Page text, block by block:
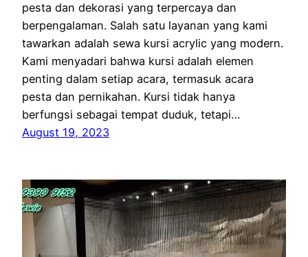
pesta dan dekorasi yang terpercaya dan
berpengalaman. Salah satu layanan yang kami
tawarkan adalah sewa kursi acrylic yang modern.
Kami menyadari bahwa kursi adalah elemen
penting dalam setiap acara, termasuk acara
pesta dan pernikahan. Kursi tidak hanya
berfungsi sebagai tempat duduk, tetapi…
August 19, 2023